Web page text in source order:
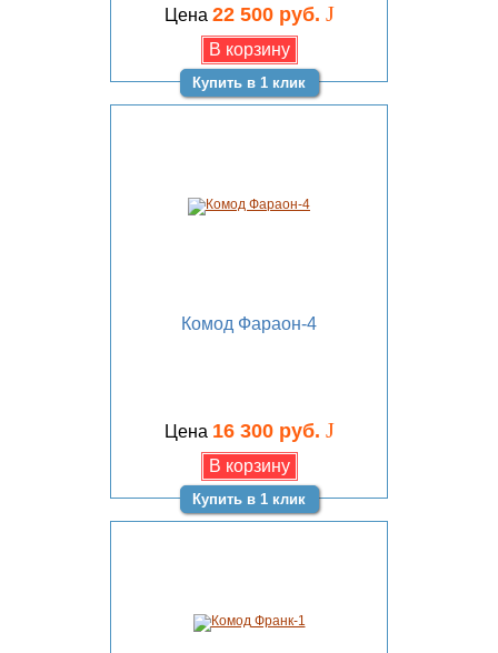
Цена 22 500 руб. J
Купить в 1 клик
Комод Фараон-4
Цена 16 300 руб. J
Купить в 1 клик